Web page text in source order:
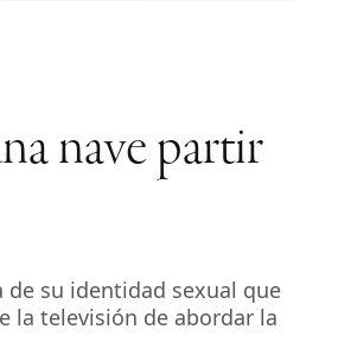
nave partir
de su identidad sexual que
la televisión de abordar la